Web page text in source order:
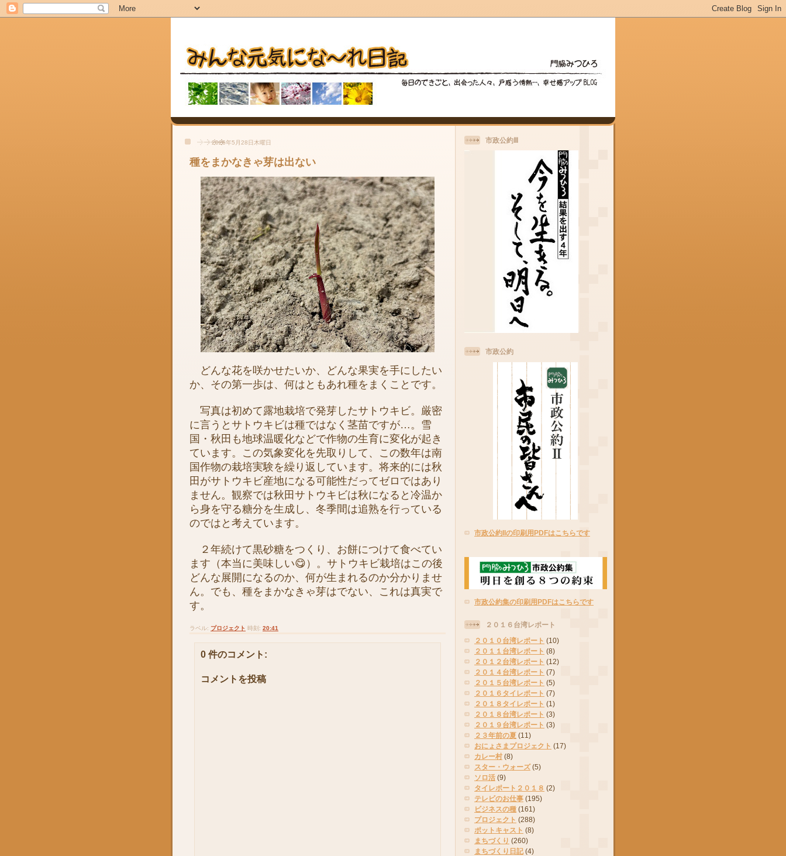
2026年5月28日木曜日
種をまかなきゃ芽は出ない
どんな花を咲かせたいか、どんな果実を手にしたい
か、その第一歩は、何はともあれ種をまくことです。
写真は初めて露地栽培で発芽したサトウキビ。厳密
に言うとサトウキビは種ではなく茎苗ですが…。雪
国・秋田も地球温暖化などで作物の生育に変化が起き
ています。この気象変化を先取りして、この数年は南
国作物の栽培実験を繰り返しています。将来的には秋
田がサトウキビ産地になる可能性だってゼロではあり
ません。観察では秋田サトウキビは秋になると冷温か
ら身を守る糖分を生成し、冬季間は追熟を行っている
のではと考えています。
２年続けて黒砂糖をつくり、お餅につけて食べてい
ます（本当に美味しい😋）。サトウキビ栽培はこの後
どんな展開になるのか、何が生まれるのか分かりませ
ん。でも、種をまかなきゃ芽はでない、これは真実で
す。
ラベル: プロジェクト 時刻: 20:41
0 件のコメント:
コメントを投稿
市政公約Ⅲ
市政公約
市政公約IIの印刷用PDFはこちらです
市政公約集の印刷用PDFはこちらです
２０１６台湾レポート
２０１０台湾レポート (10)
２０１１台湾レポート (8)
２０１２台湾レポート (12)
２０１４台湾レポート (7)
２０１５台湾レポート (5)
２０１６タイレポート (7)
２０１８タイレポート (1)
２０１８台湾レポート (3)
２０１９台湾レポート (3)
２３年前の夏 (11)
おにょさまプロジェクト (17)
カレー村 (8)
スター・ウォーズ (5)
ソロ活 (9)
タイレポート２０１８ (2)
テレビのお仕事 (195)
ビジネスの種 (161)
プロジェクト (288)
ポットキャスト (8)
まちづくり (260)
まちづくり日記 (4)